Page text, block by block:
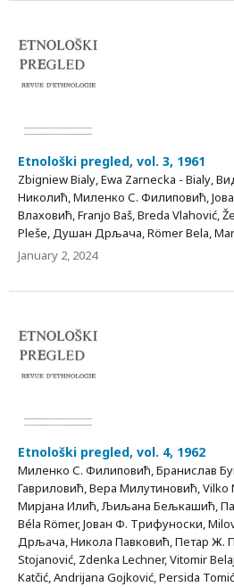
Etnološki pregled, vol. 3, 1961
Zbigniеw Вiаlу, Еwа Zаrnесkа - Вiаlу,
Николић, Миленко С. Филиповић,
Влаховић, Frаnјо Baš, Breda Vlahović,
Pleše, Душан Дрљача, Römer Bela,
January 2, 2024
Etnološki pregled, vol. 4, 1962
Миленко С. Филиповић, Бранислав
Гавриловић, Вера Милутиновић, Vilko
Мирјана Илић, Љиљана Бељкашић,
Béla Römer, Јован Ф. Трифуноски,
Дрљача, Никола Павковић, Петар Ж.
Stojanović, Zdenka Lechner, Vitomir
Katčić, Andrijana Gojković, Persida